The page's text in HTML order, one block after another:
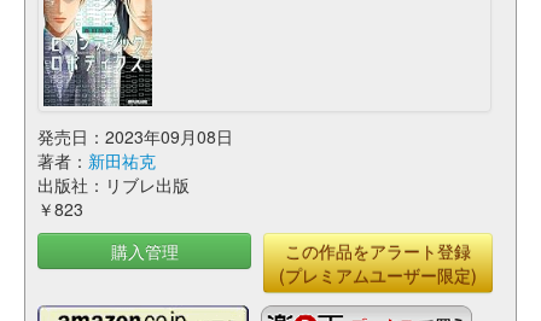
発売日：2023年09月08日
著者： 新田祐克
出版社：リブレ出版
￥823
購入管理
この作品をアラート登録
(プレミアムユーザー限定)